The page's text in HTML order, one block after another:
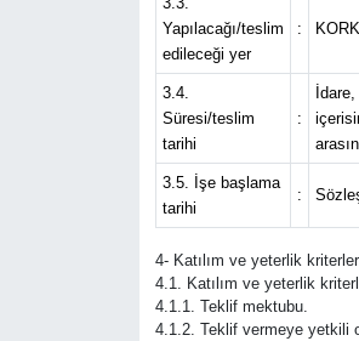
Yapılacağı/teslim
edileceği yer
:
3.4.
Süresi/teslim
tarihi
:
3.5. İşe başlama
tarihi
:
4- Katılım ve yeterlik
4.1. Katılım ve yeterlik
4.1.1. Teklif mektubu.
4.1.2. Teklif vermeye yetkili
Kültür ve Sanat
Bilim ve Teknoloji
Resmi İlanlar